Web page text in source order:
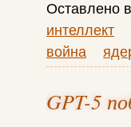
Оставлено в
интеллект
война
GPT-5